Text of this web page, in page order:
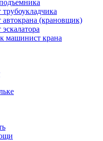
(крановщик)
машинист крана